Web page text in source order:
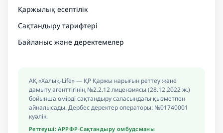
Қаржылық есептілік
Сақтандыру тарифтері
Байланыс және деректемелер
АҚ «Халық-Life» — ҚР Қаржы нарығын реттеу және
дамыту агенттігінің №2.2.12 лицензиясы (28.12.2022 ж.)
бойынша өмірді сақтандыру саласындағы қызметпен
айналысады. Дербес деректер операторы: №01740001
куәлік.
Реттеуші: АРРФР·Сақтандыру омбудсманы